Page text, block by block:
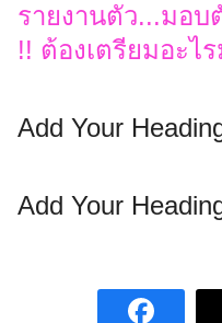
รายงานตัว...มอบ
!! ต้องเตรียมอะไ
Add Your
Add Your